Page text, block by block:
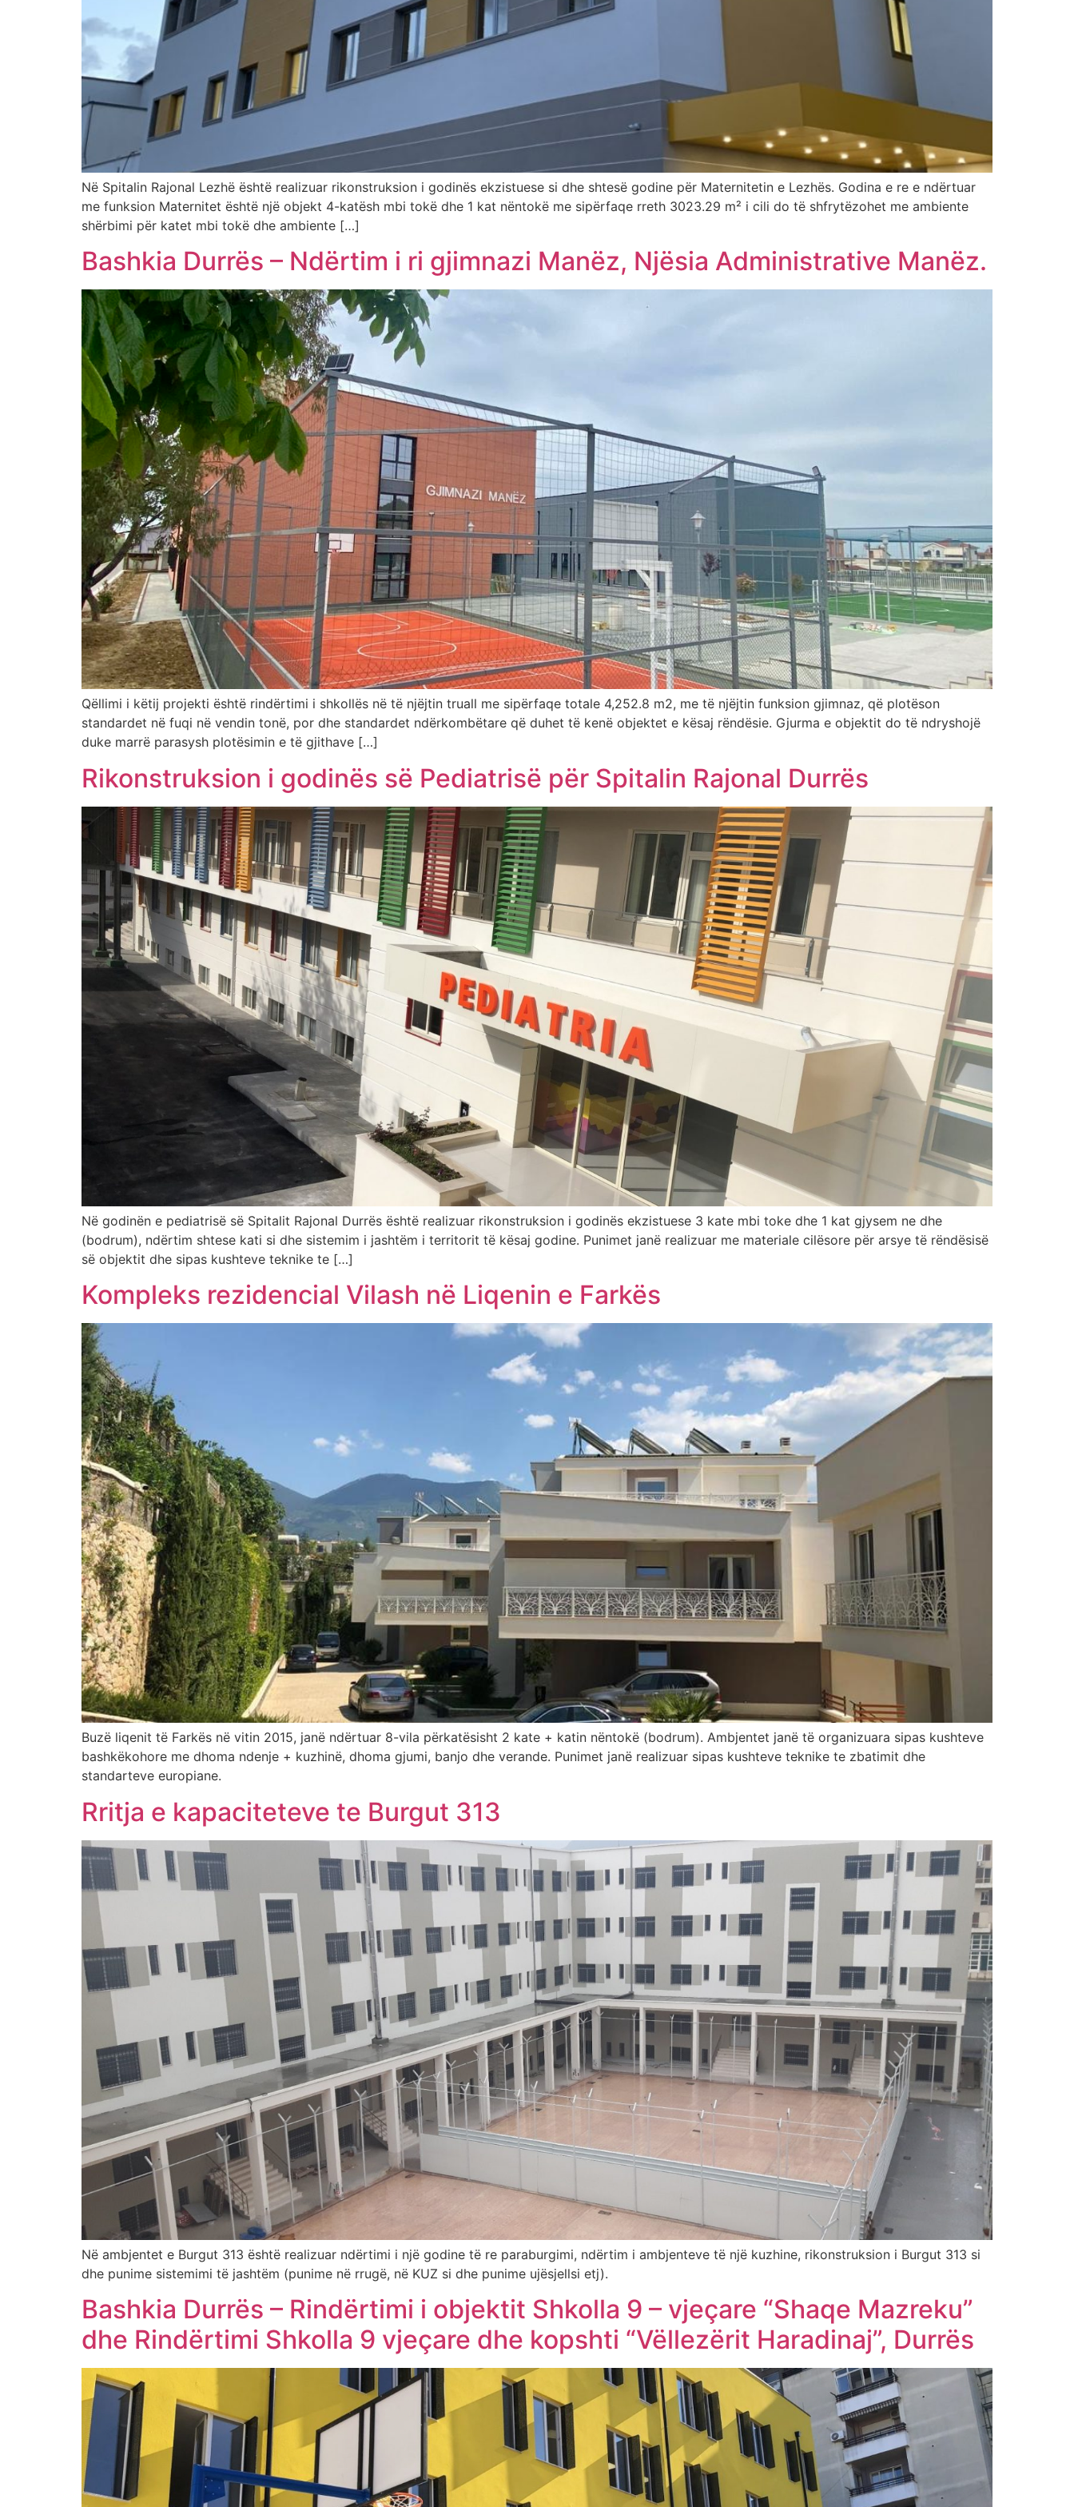
Në Spitalin Rajonal Lezhë është realizuar rikonstruksion i godinës ekzistuese si dhe shtesë godine për Maternitetin e Lezhës. Godina e re e ndërtuar
me funksion Maternitet është një objekt 4-katësh mbi tokë dhe 1 kat nëntokë me sipërfaqe rreth 3023.29 m² i cili do të shfrytëzohet me ambiente
shërbimi për katet mbi tokë dhe ambiente […]
Bashkia Durrës – Ndërtim i ri gjimnazi Manëz, Njësia Administrative Manëz.
Qëllimi i këtij projekti është rindërtimi i shkollës në të njëjtin truall me sipërfaqe totale 4,252.8 m2, me të njëjtin funksion gjimnaz, që plotëson
standardet në fuqi në vendin tonë, por dhe standardet ndërkombëtare që duhet të kenë objektet e kësaj rëndësie. Gjurma e objektit do të ndryshojë
duke marrë parasysh plotësimin e të gjithave […]
Rikonstruksion i godinës së Pediatrisë për Spitalin Rajonal Durrës
Në godinën e pediatrisë së Spitalit Rajonal Durrës është realizuar rikonstruksion i godinës ekzistuese 3 kate mbi toke dhe 1 kat gjysem ne dhe
(bodrum), ndërtim shtese kati si dhe sistemim i jashtëm i territorit të kësaj godine. Punimet janë realizuar me materiale cilësore për arsye të rëndësisë
së objektit dhe sipas kushteve teknike te […]
Kompleks rezidencial Vilash në Liqenin e Farkës
Buzë liqenit të Farkës në vitin 2015, janë ndërtuar 8-vila përkatësisht 2 kate + katin nëntokë (bodrum). Ambjentet janë të organizuara sipas kushteve
bashkëkohore me dhoma ndenje + kuzhinë, dhoma gjumi, banjo dhe verande. Punimet janë realizuar sipas kushteve teknike te zbatimit dhe
standarteve europiane.
Rritja e kapaciteteve te Burgut 313
Në ambjentet e Burgut 313 është realizuar ndërtimi i një godine të re paraburgimi, ndërtim i ambjenteve të një kuzhine, rikonstruksion i Burgut 313 si
dhe punime sistemimi të jashtëm (punime në rrugë, në KUZ si dhe punime ujësjellsi etj).
Bashkia Durrës – Rindërtimi i objektit Shkolla 9 – vjeçare “Shaqe Mazreku”
dhe Rindërtimi Shkolla 9 vjeçare dhe kopshti “Vëllezërit Haradinaj”, Durrës